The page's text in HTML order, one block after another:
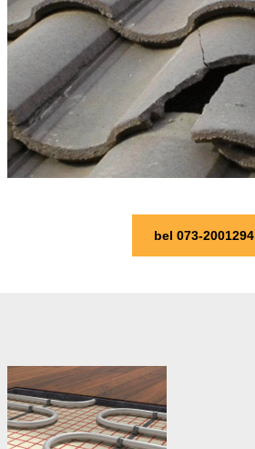
bel 073-2001294